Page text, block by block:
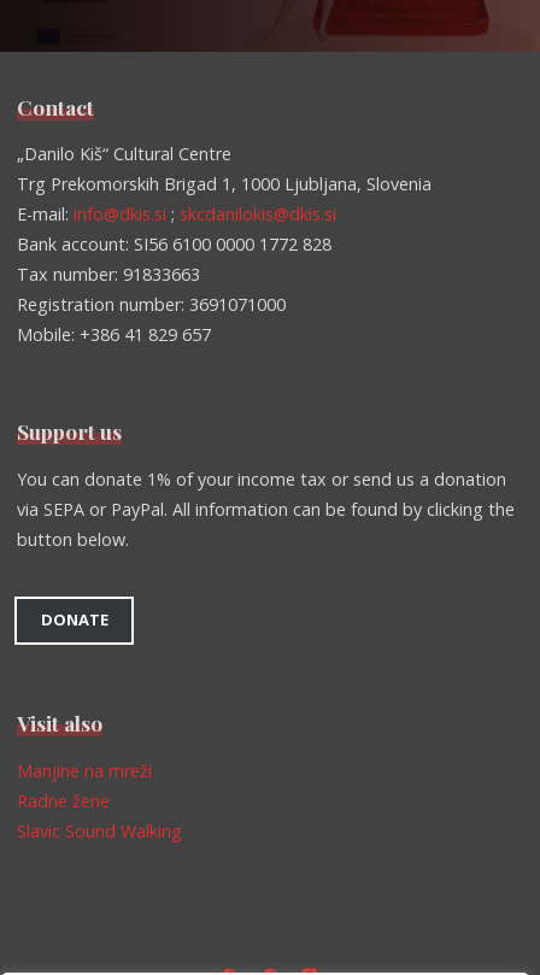
Contact
„Danilo Kiš“ Cultural Centre
Trg Prekomorskih Brigad 1, 1000 Ljubljana, Slovenia
E-mail:info@dkis.si ; skcdanilokis@dkis.si
Bank account: SI56 6100 0000 1772 828
Tax number: 91833663
Registration number: 3691071000
Mobile: +386 41 829 657
Support us
You can donate 1% of your income tax or send us a donation
via SEPA or PayPal. All information can be found by clicking the
button below.
DONATE
Visit also
Manjine na mreži
Radne žene
Slavic Sound Walking